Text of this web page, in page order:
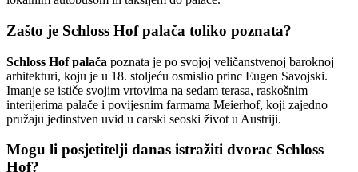
Zašto je Schloss Hof palača toliko poznata?
Schloss Hof palača poznata je po svojoj veličanstvenoj baroknoj
arhitekturi, koju je u 18. stoljeću osmislio princ Eugen Savojski.
Imanje se ističe svojim vrtovima na sedam terasa, raskošnim
interijerima palače i povijesnim farmama Meierhof, koji zajedno
pružaju jedinstven uvid u carski seoski život u Austriji.
Mogu li posjetitelji danas istražiti dvorac Schloss
Hof?